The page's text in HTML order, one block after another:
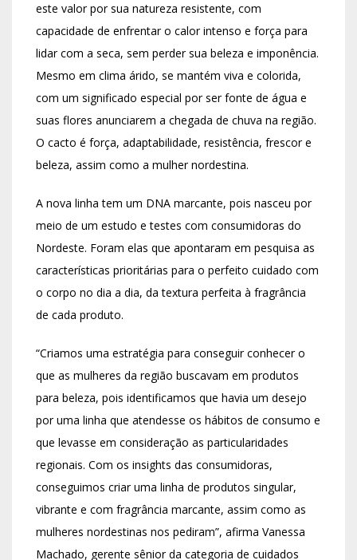
este valor por sua natureza resistente, com
capacidade de enfrentar o calor intenso e força para
lidar com a seca, sem perder sua beleza e imponência.
Mesmo em clima árido, se mantém viva e colorida,
com um significado especial por ser fonte de água e
suas flores anunciarem a chegada de chuva na região.
O cacto é força, adaptabilidade, resistência, frescor e
beleza, assim como a mulher nordestina.
A nova linha tem um DNA marcante, pois nasceu por
meio de um estudo e testes com consumidoras do
Nordeste. Foram elas que apontaram em pesquisa as
características prioritárias para o perfeito cuidado com
o corpo no dia a dia, da textura perfeita à fragrância
de cada produto.
“Criamos uma estratégia para conseguir conhecer o
que as mulheres da região buscavam em produtos
para beleza, pois identificamos que havia um desejo
por uma linha que atendesse os hábitos de consumo e
que levasse em consideração as particularidades
regionais. Com os insights das consumidoras,
conseguimos criar uma linha de produtos singular,
vibrante e com fragrância marcante, assim como as
mulheres nordestinas nos pediram”, afirma Vanessa
Machado, gerente sênior da categoria de cuidados